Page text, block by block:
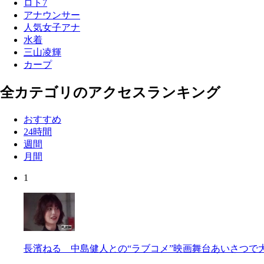
ロト7
アナウンサー
人気女子アナ
水着
三山凌輝
カープ
全カテゴリのアクセスランキング
おすすめ
24時間
週間
月間
1
長濱ねる 中島健人との“ラブコメ”映画舞台あいさつで